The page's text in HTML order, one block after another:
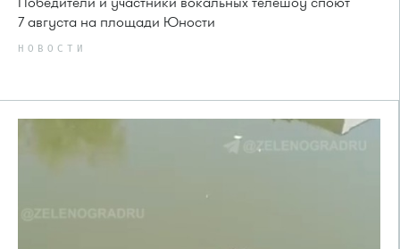
7 августа на площади Юности
НОВОСТИ